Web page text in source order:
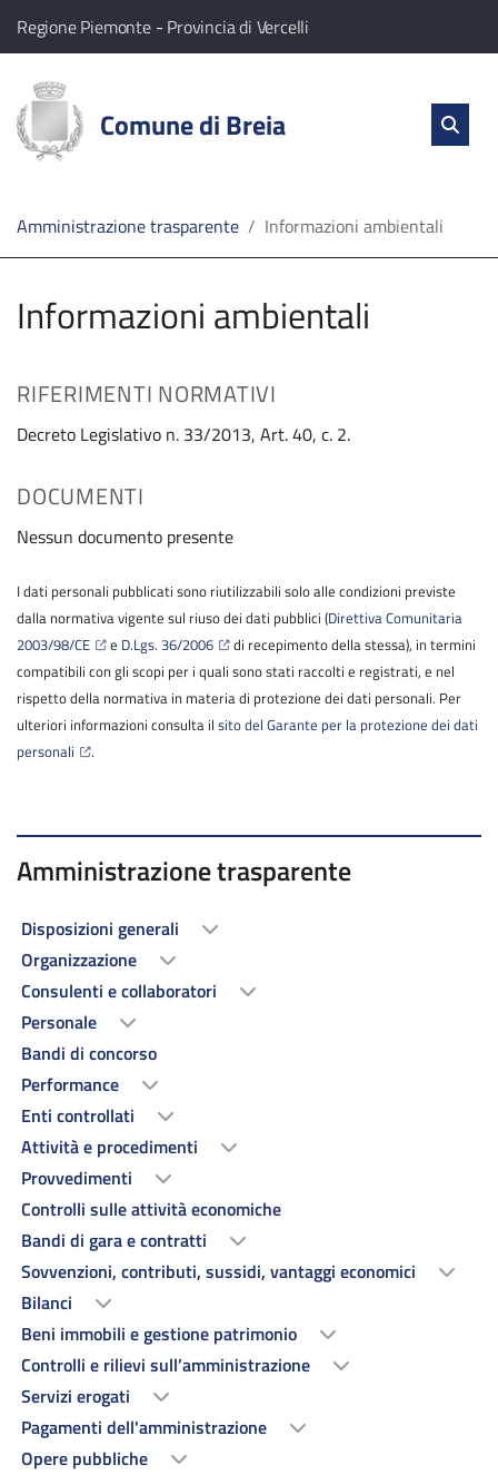
Home
Servizi
L'Amministrazione
Linea
diretta
Il comune di Breia appartiene a:
Regione Piemonte (Apre il link in una nuova scheda)
- Provincia di Vercelli
Comune di Breia salta
Amministrazione trasparente Informazioni ambientali
Informazioni ambientali
RIFERIMENTI NORMATIVI
Decreto Legislativo n. 33/2013, Art. 40, c. 2.
DOCUMENTI
Nessun documento presente
I dati personali pubblicati sono riutilizzabili solo alle condizioni previste
dalla normativa vigente sul riuso dei dati pubblici (Direttiva Comunitaria
2003/98/CE
e D.Lgs. 36/2006
di recepimento della stessa), in termini
compatibili con gli scopi per i quali sono stati raccolti e registrati, e nel
rispetto della normativa in materia di protezione dei dati personali. Per
ulteriori informazioni consulta il sito del Garante per la protezione dei dati
personali
.
Amministrazione trasparente
Disposizioni generali
Organizzazione
Consulenti e collaboratori
Personale
Bandi di concorso
Performance
Enti controllati
Attività e procedimenti
Provvedimenti
Controlli sulle attività economiche
Bandi di gara e contratti
Sovvenzioni, contributi, sussidi, vantaggi economici
Bilanci
Beni immobili e gestione patrimonio
Controlli e rilievi sull’amministrazione
Servizi erogati
Pagamenti dell'amministrazione
Opere pubbliche